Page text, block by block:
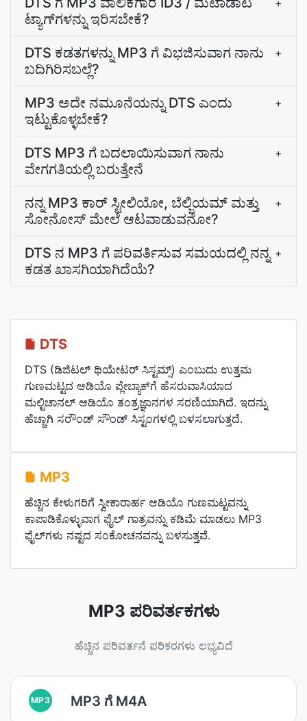
ಟ್ಯಾಗ್‌ಗಳನ್ನು ಇರಿಸಬೇಕೆ?
+
DTS ಕಡತಗಳನ್ನು MP3 ಗೆ ವಿಭಜಿಸುವಾಗ ನಾನು
ಬದಿಗಿರಿಸಬಲ್ಲೆ?
+
MP3 ಅದೇ ನಮೂನೆಯನ್ನು DTS ಎಂದು
ಇಟ್ಟುಕೊಳ್ಳಬೇಕೆ?
+
DTS MP3 ಗೆ ಬದಲಾಯಿಸುವಾಗ ನಾನು
ವೇಗಗತಿಯಲ್ಲಿ ಬರುತ್ತೇನೆ
+
ನನ್ನ MP3 ಕಾರ್‌ ಸ್ಟೀಲಿಯೋ, ಬೆಲ್ಜಿಯಮ್‌ ಮತ್ತು
ಸೋನೋಸ್‌ ಮೇಲೆ ಆಟವಾಡುವನೋ?
+
DTS ನ MP3 ಗೆ ಪರಿವರ್ತಿಸುವ ಸಮಯದಲ್ಲಿ ನನ್ನ
ಕಡತ ಖಾಸಗಿಯಾಗಿದೆಯೆ?
+
DTS
DTS (ಡಿಜಿಟಲ್ ಥಿಯೇಟರ್ ಸಿಸ್ಟಮ್ಸ್) ಎಂಬುದು ಉತ್ತಮ
ಗುಣಮಟ್ಟದ ಆಡಿಯೊ ಪ್ಲೇಬ್ಯಾಕ್‌ಗೆ ಹೆಸರುವಾಸಿಯಾದ
ಮಲ್ಟಿಚಾನಲ್ ಆಡಿಯೊ ತಂತ್ರಜ್ಞಾನಗಳ ಸರಣಿಯಾಗಿದೆ. ಇದನ್ನು
ಹೆಚ್ಚಾಗಿ ಸರೌಂಡ್ ಸೌಂಡ್ ಸಿಸ್ಟಂಗಳಲ್ಲಿ ಬಳಸಲಾಗುತ್ತದೆ.
MP3
ಹೆಚ್ಚಿನ ಕೇಳುಗರಿಗೆ ಸ್ವೀಕಾರಾರ್ಹ ಆಡಿಯೊ ಗುಣಮಟ್ಟವನ್ನು
ಕಾಪಾಡಿಕೊಳ್ಳುವಾಗ ಫೈಲ್ ಗಾತ್ರವನ್ನು ಕಡಿಮೆ ಮಾಡಲು MP3
ಫೈಲ್‌ಗಳು ನಷ್ಟದ ಸಂಕೋಚನವನ್ನು ಬಳಸುತ್ತವೆ.
MP3 ಪರಿವರ್ತಕಗಳು
ಹೆಚ್ಚಿನ ಪರಿವರ್ತನೆ ಪರಿಕರಗಳು ಲಭ್ಯವಿದೆ
MP3 MP3 ಗೆ M4A